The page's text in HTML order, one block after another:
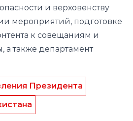
и верховенству
мероприятий, подготовке
к совещаниям и
а также департамент
Президента